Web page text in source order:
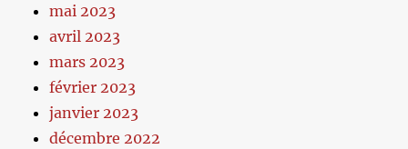
mai 2023
avril 2023
mars 2023
février 2023
janvier 2023
décembre 2022